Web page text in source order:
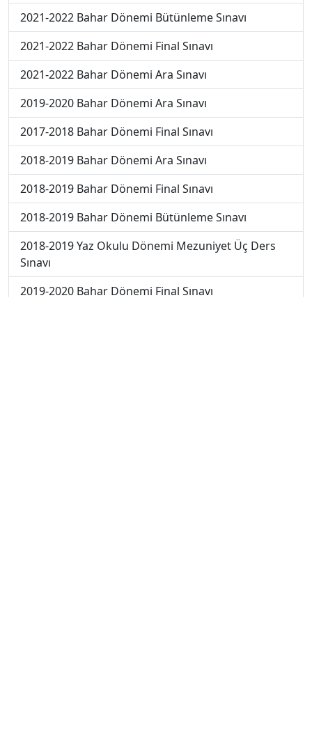
2021-2022 Bahar Dönemi Bütünleme Sınavı
2021-2022 Bahar Dönemi Final Sınavı
2021-2022 Bahar Dönemi Ara Sınavı
2019-2020 Bahar Dönemi Ara Sınavı
2017-2018 Bahar Dönemi Final Sınavı
2018-2019 Bahar Dönemi Ara Sınavı
2018-2019 Bahar Dönemi Final Sınavı
2018-2019 Bahar Dönemi Bütünleme Sınavı
2018-2019 Yaz Okulu Dönemi Mezuniyet Üç Ders
Sınavı
2019-2020 Bahar Dönemi Final Sınavı